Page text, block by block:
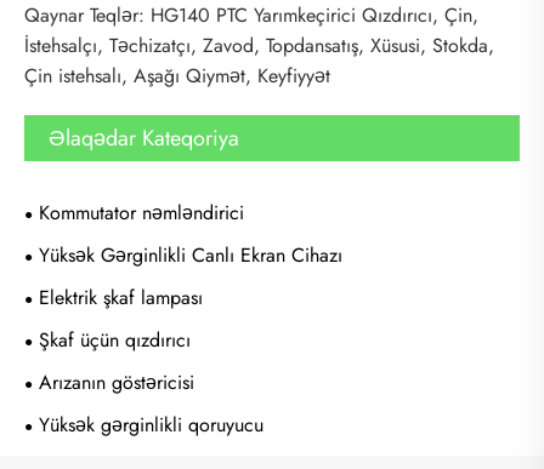
Qaynar Teqlər: HG140 PTC Yarımkeçirici Qızdırıcı, Çin,
İstehsalçı, Təchizatçı, Zavod, Topdansatış, Xüsusi, Stokda,
Çin istehsalı, Aşağı Qiymət, Keyfiyyət
Əlaqədar Kateqoriya
Kommutator nəmləndirici
Yüksək Gərginlikli Canlı Ekran Cihazı
Elektrik şkaf lampası
Şkaf üçün qızdırıcı
Arızanın göstəricisi
Yüksək gərginlikli qoruyucu